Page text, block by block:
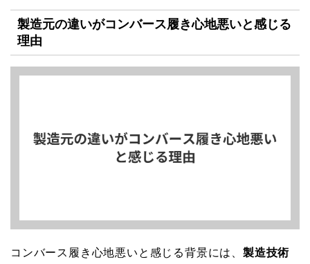
製造元の違いがコンバース履き心地悪いと感じる
理由
コンバース履き心地悪いと感じる背景には、 製造技術